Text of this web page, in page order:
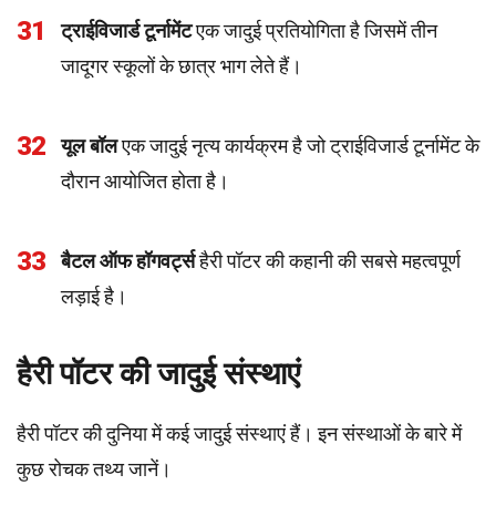
31 ट्राईविजार्ड टूर्नामेंटएक जादुई प्रतियोगिता है जिसमें तीन
जादूगर स्कूलों के छात्र भाग लेते हैं।
32 यूल बॉलएक जादुई नृत्य कार्यक्रम है जो ट्राईविजार्ड टूर्नामेंट के
दौरान आयोजित होता है।
33 बैटल ऑफ हॉगवर्ट्सहैरी पॉटर की कहानी की सबसे महत्वपूर्ण
लड़ाई है।
हैरी पॉटर की जादुई संस्थाएं
हैरी पॉटर की दुनिया में कई जादुई संस्थाएं हैं। इन संस्थाओं के बारे में
कुछ रोचक तथ्य जानें।